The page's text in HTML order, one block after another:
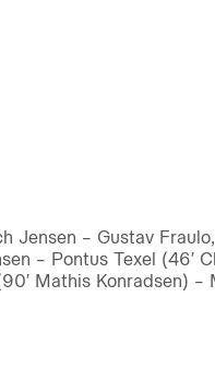
Jensen – Gustav
– Pontus Texel (46′
Mathis Konradsen) –